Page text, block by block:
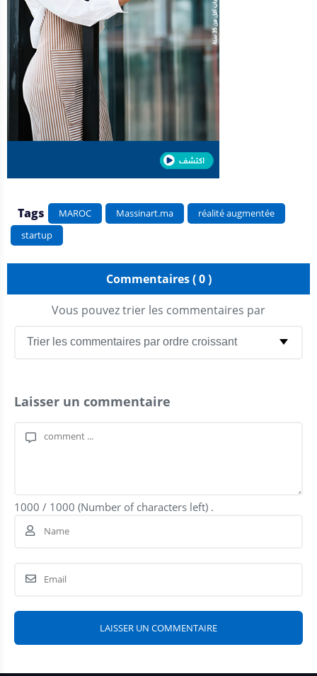
Tags MAROC Massinart.ma
réalité augmentée
startup
Commentaires ( 0 )
Vous pouvez trier les commentaires par
Laisser un commentaire
1000 / 1000 (Number of characters left) .